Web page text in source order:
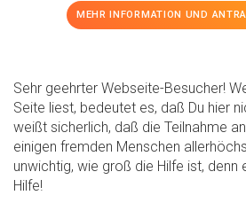
MEHR INFORMATION UND
Sehr geehrter Webseite-Besucher!
Seite liest, bedeutet es, daß Du hier
weißt sicherlich, daß die Teilnahme
einigen fremden Menschen
unwichtig, wie groß die Hilfe ist, denn
Hilfe!